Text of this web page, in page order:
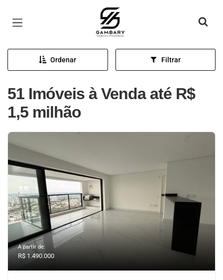
Página inicial
Ordenar Filtrar
51 Imóveis à Venda até R$
1,5 milhão
A partir de:
R$ 1.490.000